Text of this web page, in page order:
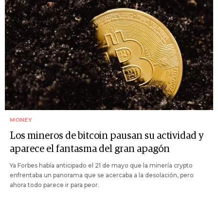
MONEY
Los mineros de bitcoin pausan su actividad y
aparece el fantasma del gran apagón
Ya Forbes había anticipado el 21 de mayo que la minería crypto
enfrentaba un panorama que se acercaba a la desolación, pero
ahora todo parece ir para peor.